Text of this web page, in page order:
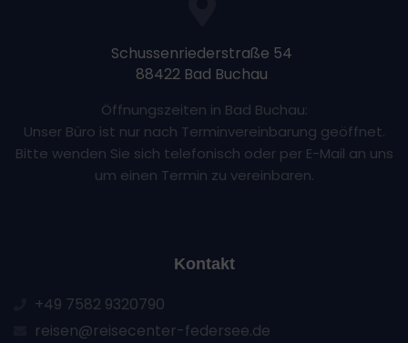
Schussenriederstraße 54
88422 Bad Buchau
Öffnungszeiten in Bad Buchau:
Unser Büro ist nur nach Terminvereinbarung geöffnet.
Bitte wenden Sie sich telefonisch oder per E-Mail an uns
um einen Termin zu vereinbaren.
Kontakt
+49 7582 9320790
reisen@reisecenter-federsee.de